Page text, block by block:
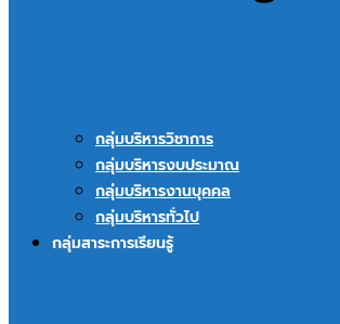
กลุ่มบริหารวิชาการ
กลุ่มบริหารงบประมาณ
กลุ่มบริหารงานบุคคล
กลุ่มบริหารทั่วไป
กลุ่มสาระการเรียนรู้